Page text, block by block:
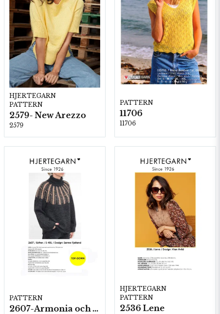
HJERTEGARN
PATTERN
2579- New Arezzo
2579
PATTERN
11706
11706
PATTERN
2607-Armonia och Alpaca 400
HJERTEGARN
PATTERN
2536 Lene